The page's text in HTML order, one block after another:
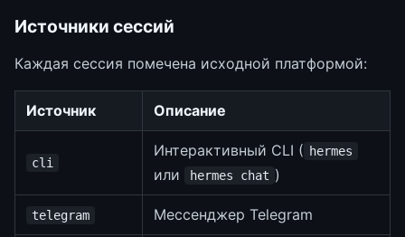
Источники сессий
Каждая сессия помечена исходной платформой:
Источник Описание
cli
Интерактивный CLI ( hermes
или hermes chat )
telegram Мессенджер Telegram